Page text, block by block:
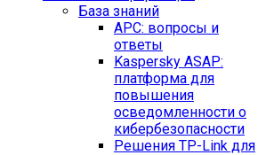
База знаний
APC: вопросы и
ответы
Kaspersky ASAP:
платформа для
повышения
осведомленности о
кибербезопасности
Решения TP-Link для